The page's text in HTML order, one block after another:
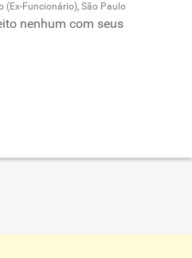
(Ex-Funcionário), São Paulo
nenhum com seus